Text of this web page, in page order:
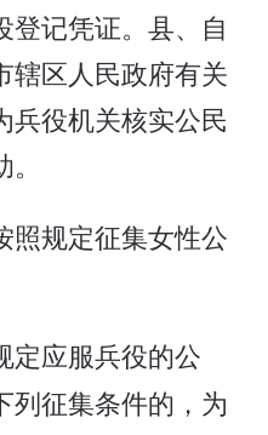
登记凭证。县、自
辖区人民政府有关
兵役机关核实公民
照规定征集女性公
应服兵役的公
列征集条件的，为